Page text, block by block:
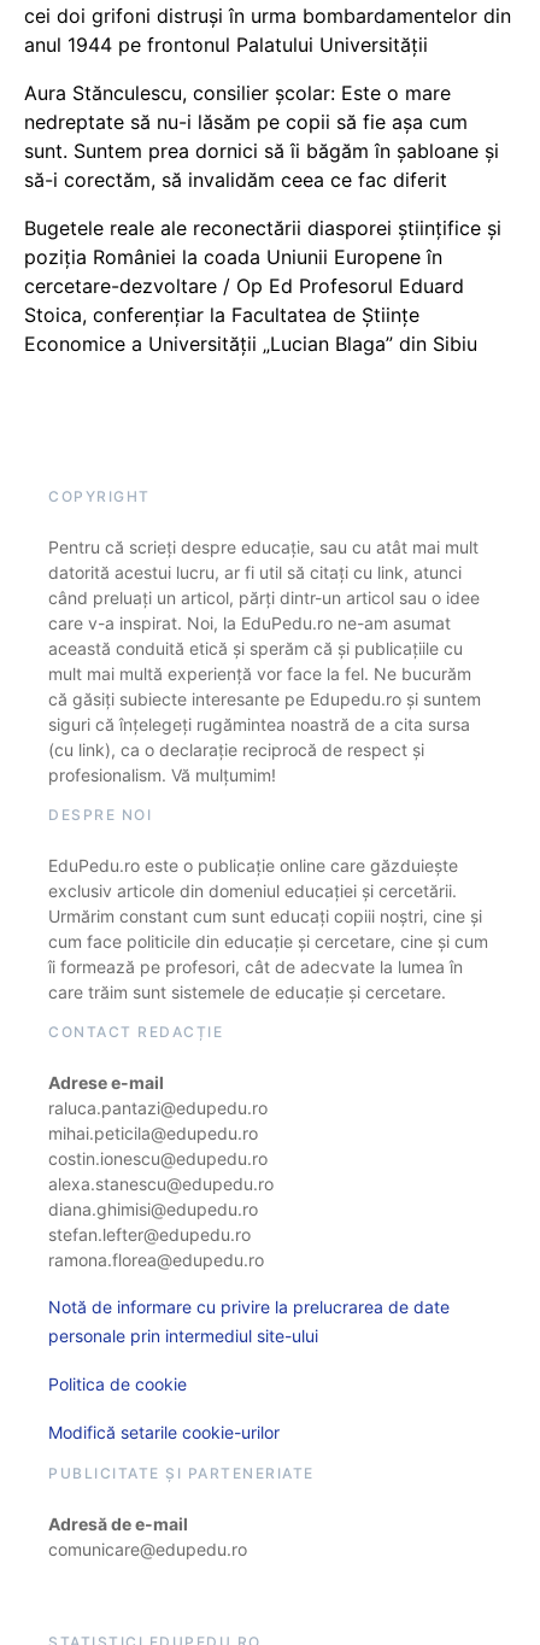
cei doi grifoni distruși în urma bombardamentelor din
anul 1944 pe frontonul Palatului Universității
Aura Stănculescu, consilier școlar: Este o mare
nedreptate să nu-i lăsăm pe copii să fie așa cum
sunt. Suntem prea dornici să îi băgăm în șabloane și
să-i corectăm, să invalidăm ceea ce fac diferit
Bugetele reale ale reconectării diasporei științifice și
poziția României la coada Uniunii Europene în
cercetare-dezvoltare / Op Ed Profesorul Eduard
Stoica, conferențiar la Facultatea de Științe
Economice a Universității „Lucian Blaga” din Sibiu
COPYRIGHT
Pentru că scrieți despre educație, sau cu atât mai mult
datorită acestui lucru, ar fi util să citați cu link, atunci
când preluați un articol, părți dintr-un articol sau o idee
care v-a inspirat. Noi, la EduPedu.ro ne-am asumat
această conduită etică și sperăm că și publicațiile cu
mult mai multă experiență vor face la fel. Ne bucurăm
că găsiți subiecte interesante pe Edupedu.ro și suntem
siguri că înțelegeți rugămintea noastră de a cita sursa
(cu link), ca o declarație reciprocă de respect și
profesionalism. Vă mulțumim!
DESPRE NOI
EduPedu.ro este o publicație online care găzduiește
exclusiv articole din domeniul educației și cercetării.
Urmărim constant cum sunt educați copiii noștri, cine și
cum face politicile din educație și cercetare, cine și cum
îi formează pe profesori, cât de adecvate la lumea în
care trăim sunt sistemele de educație și cercetare.
CONTACT REDACȚIE
Adrese e-mail
raluca.pantazi@edupedu.ro
mihai.peticila@edupedu.ro
costin.ionescu@edupedu.ro
alexa.stanescu@edupedu.ro
diana.ghimisi@edupedu.ro
stefan.lefter@edupedu.ro
ramona.florea@edupedu.ro
Notă de informare cu privire la prelucrarea de date
personale prin intermediul site-ului
Politica de cookie
Modifică setarile cookie-urilor
PUBLICITATE ȘI PARTENERIATE
Adresă de e-mail
comunicare@edupedu.ro